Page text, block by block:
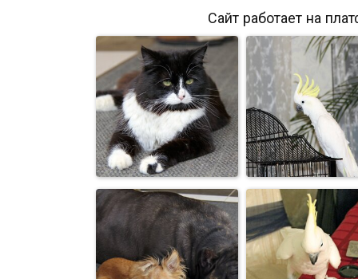
Белка песенки
поет...
Да орешки
грызет...
Сайт работает на